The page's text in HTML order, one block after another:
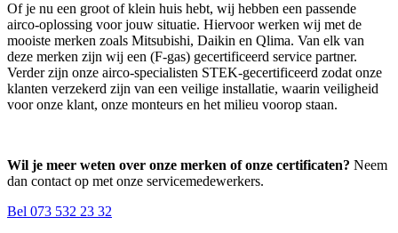
Of je nu een groot of klein huis hebt, wij hebben een passende
airco-oplossing voor jouw situatie. Hiervoor werken wij met de
mooiste merken zoals Mitsubishi, Daikin en Qlima. Van elk van
deze merken zijn wij een (F-gas) gecertificeerd service partner.
Verder zijn onze airco-specialisten STEK-gecertificeerd zodat onze
klanten verzekerd zijn van een veilige installatie, waarin veiligheid
voor onze klant, onze monteurs en het milieu voorop staan.
Wil je meer weten over onze merken of onze certificaten? Neem
dan contact op met onze servicemedewerkers.
Bel 073 532 23 32